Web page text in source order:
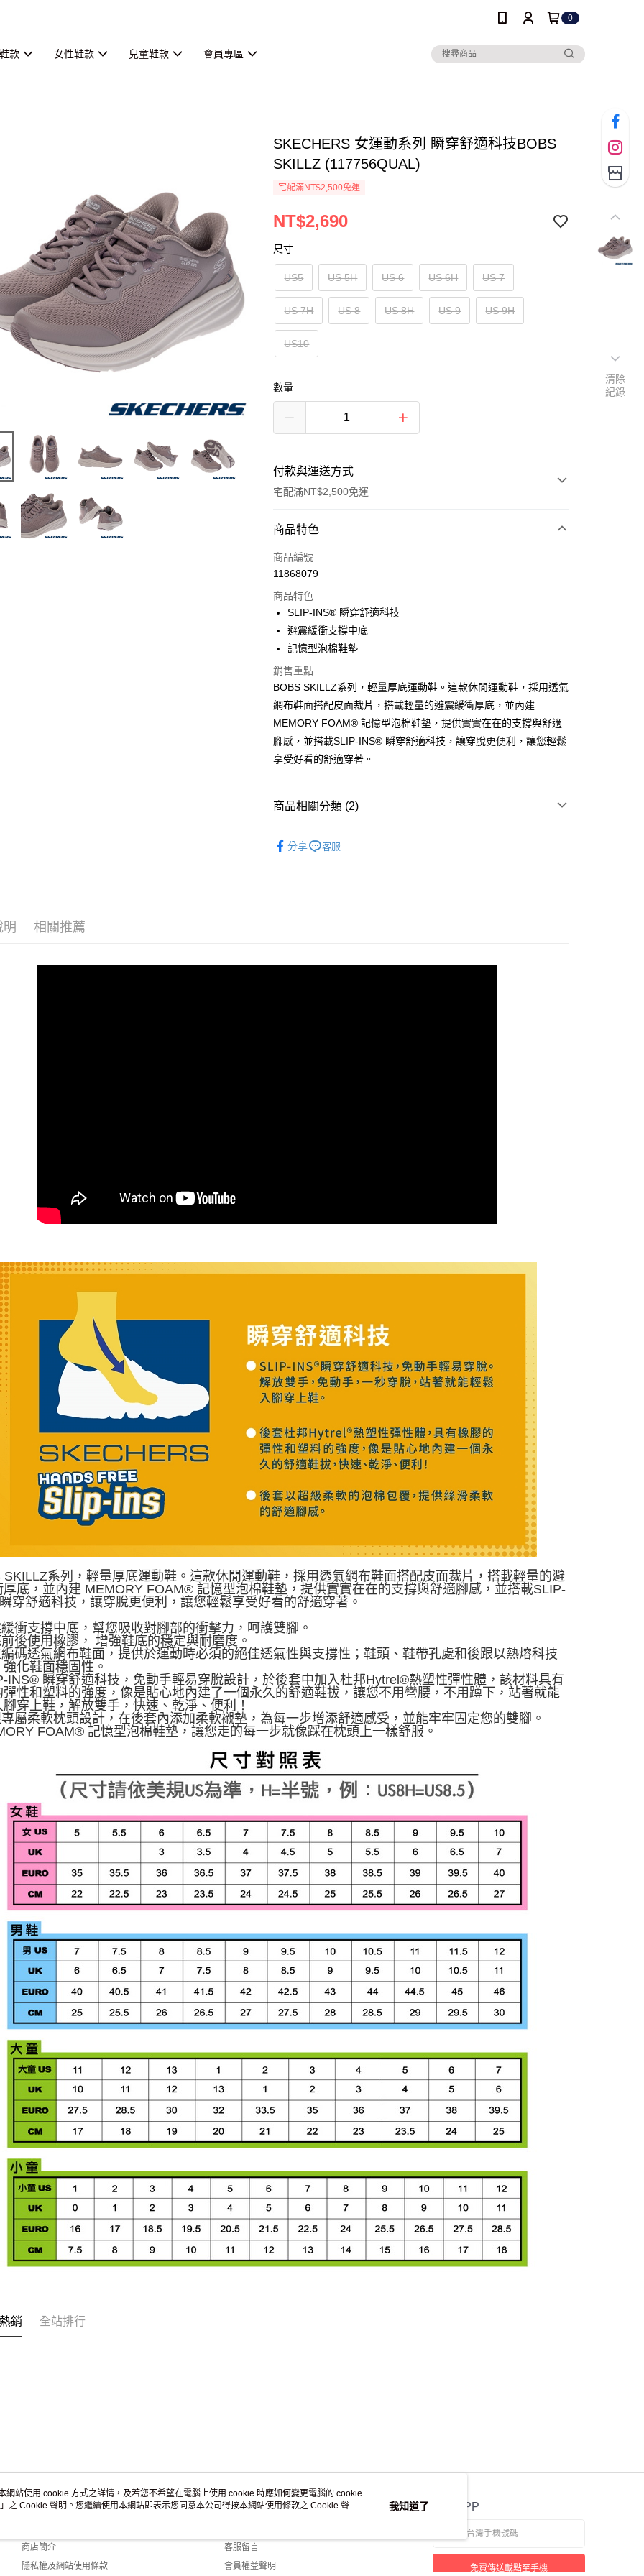
0
款 女性鞋款 兒童鞋款 會員專區
SKECHERS 女運動系列 瞬穿舒適科技BOBS
SKILLZ (117756QUAL)
宅配滿NT$2,500免運
NT$2,690
尺寸
US5 US 5H US 6 US 6H US 7
US 7H US 8 US 8H US 9 US 9H
US10
數量
付款與運送方式
宅配滿NT$2,500免運
付款方式
信用卡一次付款
大哥付你分期
相關說明
1.本服務由台灣大哥大提供，台灣大哥大用戶可立即使用無須另外申請。
2.付款方式選擇「大哥付你分期」，訂單成立後會自動跳轉到大哥付的交易
流程，驗證手機門號後，選擇欲分期的期數、繳款截止日，確認付款後即
完成交易。
3.實際核准額度、可分期數及費用金額請依後續交易確認頁面所載為準。
4.訂單成立30分鐘內，如未前往確認交易或遇審核未通過，訂單將自動取
消。如遇「轉專審核」未通過狀況，表示未達大哥付你分期系統評分，恕
無法說明評估內容。
【繳款方式說明】
帳／街口支付／iPASS MONEY」等通路繳費。
1.本服務係由「台灣大哥大股份有限公司」（以下簡稱本公司）所提供，讓
ATM付款
宅配
每筆NT$100，滿NT$2,500(含以上)免運費
商品特色
商品編號
11868079
商品特色
SLIP-INS® 瞬穿舒適科技
避震緩衝支撐中底
記憶型泡棉鞋墊
銷售重點
BOBS SKILLZ系列，輕量厚底運動鞋。這款休閒運動鞋，採用透氣
網布鞋面搭配皮面裁片，搭載輕量的避震緩衝厚底，並內建
MEMORY FOAM® 記憶型泡棉鞋墊，提供實實在在的支撐與舒適
腳感，並搭載SLIP-INS® 瞬穿舒適科技，讓穿脫更便利，讓您輕鬆
享受好看的舒適穿著。
商品相關分類 (2)
分享 客服
明 相關推薦
SKILLZ系列，輕量厚底運動鞋。這款休閒運動鞋，採用透氣網布鞋面搭配皮面裁片，搭載輕量的避
厚底，並內建 MEMORY FOAM® 記憶型泡棉鞋墊，提供實實在在的支撐與舒適腳感，並搭載SLIP-
穿舒適科技，讓穿脫更便利，讓您輕鬆享受好看的舒適穿著。
衝支撐中底，幫您吸收對腳部的衝擊力，呵護雙腳。
後使用橡膠， 增強鞋底的穩定與耐磨度。
碼透氣網布鞋面，提供於運動時必須的絕佳透氣性與支撐性；鞋頭、鞋帶孔處和後跟以熱熔科技
化鞋面穩固性。
INS® 瞬穿舒適科技，免動手輕易穿脫設計，於後套中加入杜邦Hytrel®熱塑性彈性體，該材料具有
彈性和塑料的強度，像是貼心地內建了一個永久的舒適鞋拔，讓您不用彎腰，不用蹲下，站著就能
穿上鞋，解放雙手，快速、乾淨、便利！
屬柔軟枕頭設計，在後套內添加柔軟襯墊，為每一步增添舒適感受，並能牢牢固定您的雙腳。
FOAM® 記憶型泡棉鞋墊，讓您走的每一步就像踩在枕頭上一樣舒服。
銷 全站排行
關於我們
商店簡介
隱私權及網站使用條款
客服資訊
客服留言
會員權益聲明
官方APP
免費傳送載點至手機
清除
紀錄
網站使用 cookie 方式之詳情，及若您不希望在電腦上使用 cookie 時應如何變更電腦的 cookie
」之 Cookie 聲明。您繼續使用本網站即表示您同意本公司得按本網站使用條款之 Cookie 聲明
我知道了